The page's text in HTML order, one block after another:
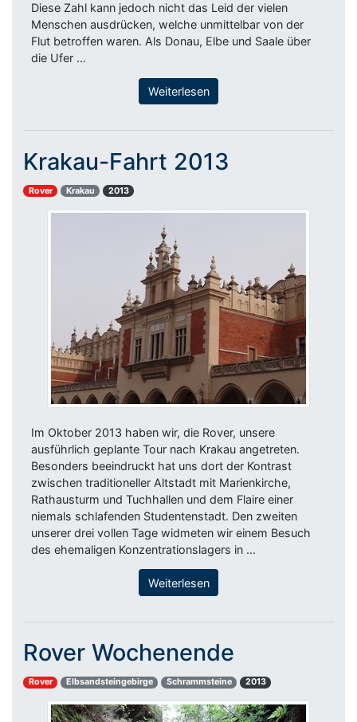
Diese Zahl kann jedoch nicht das Leid der vielen
Menschen ausdrücken, welche unmittelbar von der
Flut betroffen waren. Als Donau, Elbe und Saale über
die Ufer …
Weiterlesen
Krakau-Fahrt 2013
Rover Krakau 2013
Im Oktober 2013 haben wir, die Rover, unsere
ausführlich geplante Tour nach Krakau angetreten.
Besonders beeindruckt hat uns dort der Kontrast
zwischen traditioneller Altstadt mit Marienkirche,
Rathausturm und Tuchhallen und dem Flaire einer
niemals schlafenden Studentenstadt. Den zweiten
unserer drei vollen Tage widmeten wir einem Besuch
des ehemaligen Konzentrationslagers in …
Weiterlesen
Rover Wochenende
Rover Elbsandsteingebirge Schrammsteine 2013